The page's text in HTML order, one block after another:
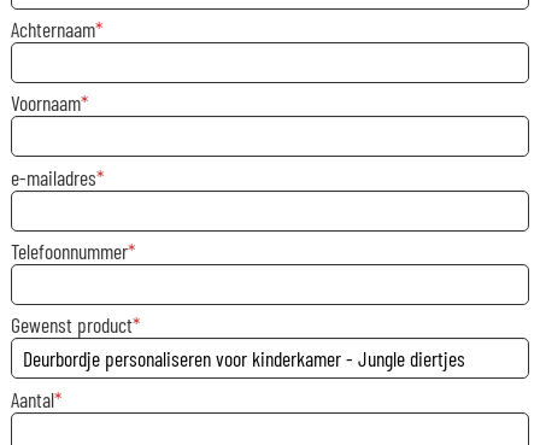
Achternaam
Voornaam
e-mailadres
Telefoonnummer
Gewenst product
Aantal